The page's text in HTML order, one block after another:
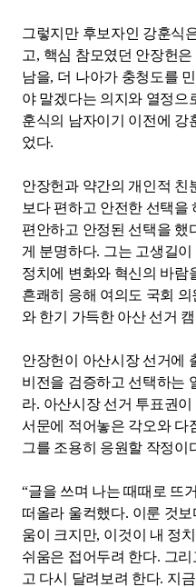
그렇지만 후보자인 강훈식
고, 핵심 참모였던 안장헌
남을, 더 나아가 충청도를
야 말겠다는 의지와 열정으
훈식의 남자이기 이전에 강
었다.
안장헌과 약간의 개인적 친
보다 편하고 안전한 선택을
편안하고 안정된 선택을 했
게 분명하다. 그는 고생길
정치에 변화와 혁신의 바람
흔쾌히 응해 여의도 국회
와 한기 가득한 아산 선거
안장헌이 아산시장 선거에
비전을 검증하고 선택하는
라. 아산시장 선거 투표권
서문에 적어놓은 각오와 다
그를 조용히 응원할 작정이
“글을 쓰며 나는 때때로 뜨
떠올라 울컥했다. 이룬 것보
움이 크지만, 이것이 내 정
쉬움은 접어두려 한다. 그
고 다시 달려보려 한다. 지